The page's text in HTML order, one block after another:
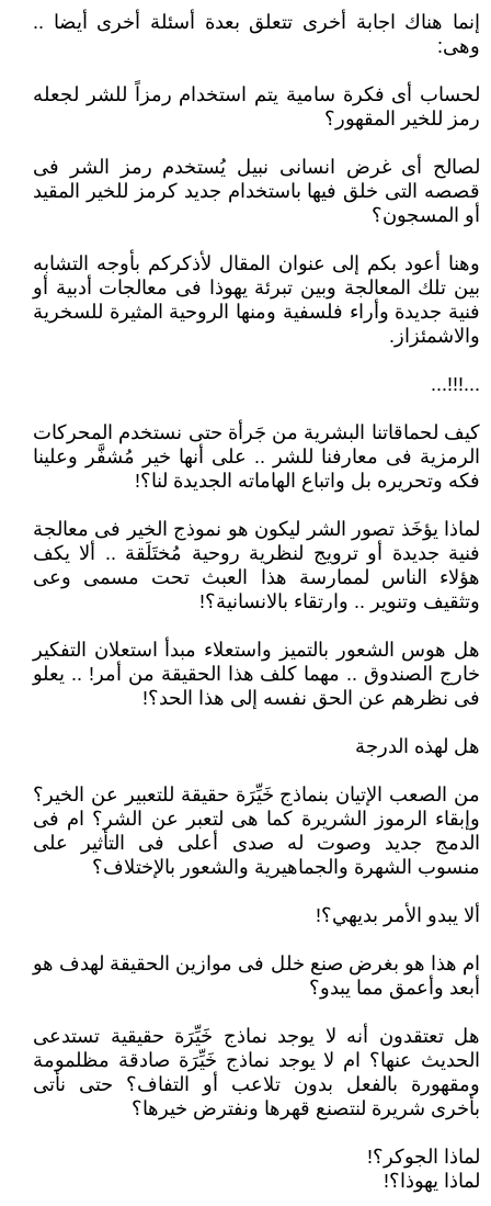
إنما هناك اجابة أخرى تتعلق بعدة أسئلة أخرى أيضا ..
وهى:
لحساب أى فكرة سامية يتم استخدام رمزاً للشر لجعله
رمز للخير المقهور؟
لصالح أى غرض انسانى نبيل يُستخدم رمز الشر فى
قصصه التى خلق فيها باستخدام جديد كرمز للخير المقيد
أو المسجون؟
وهنا أعود بكم إلى عنوان المقال لأذكركم بأوجه التشابه
بين تلك المعالجة وبين تبرئة يهوذا فى معالجات أدبية أو
فنية جديدة وأراء فلسفية ومنها الروحية المثيرة للسخرية
والاشمئزاز.
...!!!...
كيف لحماقاتنا البشرية من جَرأة حتى نستخدم المحركات
الرمزية فى معارفنا للشر .. على أنها خير مُشفَّر وعلينا
فكه وتحريره بل واتباع الهاماته الجديدة لنا؟!
لماذا يؤخَذ تصور الشر ليكون هو نموذج الخير فى معالجة
فنية جديدة أو ترويج لنظرية روحية مُختَلَقة .. ألا يكف
هؤلاء الناس لممارسة هذا العبث تحت مسمى وعى
وتثقيف وتنوير .. وارتقاء بالانسانية؟!
هل هوس الشعور بالتميز واستعلاء مبدأ استعلان التفكير
خارج الصندوق .. مهما كلف هذا الحقيقة من أمر! .. يعلو
فى نظرهم عن الحق نفسه إلى هذا الحد؟!
هل لهذه الدرجة
من الصعب الإتيان بنماذج خَيِّرَة حقيقة للتعبير عن الخير؟
وإبقاء الرموز الشريرة كما هى لتعبر عن الشر؟ ام فى
الدمج جديد وصوت له صدى أعلى فى التأثير على
منسوب الشهرة والجماهيرية والشعور بالإختلاف؟
ألا يبدو الأمر بديهي؟!
ام هذا هو بغرض صنع خلل فى موازين الحقيقة لهدف هو
أبعد وأعمق مما يبدو؟
هل تعتقدون أنه لا يوجد نماذج خَيِّرَة حقيقية تستدعى
الحديث عنها؟ ام لا يوجد نماذج خَيِّرَة صادقة مظلمومة
ومقهورة بالفعل بدون تلاعب أو التفاف؟ حتى نأتى
بأخرى شريرة لنتصنع قهرها ونفترض خيرها؟
لماذا الجوكر؟!
لماذا يهوذا؟!